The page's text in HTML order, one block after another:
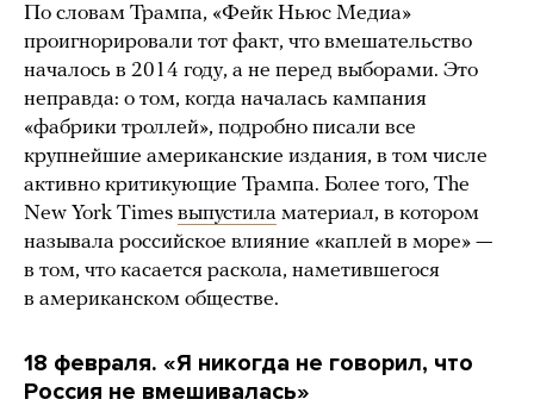
По словам Трампа, «Фейк Ньюс Медиа»
проигнорировали тот факт, что вмешательство
началось в 2014 году, а не перед выборами. Это
неправда: о том, когда началась кампания
«фабрики троллей», подробно писали все
крупнейшие американские издания, в том числе
активно критикующие Трампа. Более того, The
New York Times выпустила материал, в котором
называла российское влияние «каплей в море» —
в том, что касается раскола, наметившегося
в американском обществе.
18 февраля. «Я никогда не говорил, что
Россия не вмешивалась»